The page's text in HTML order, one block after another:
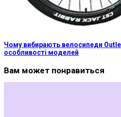
Чому вибирають велосипеди
особливості моделей
Вам может понравиться